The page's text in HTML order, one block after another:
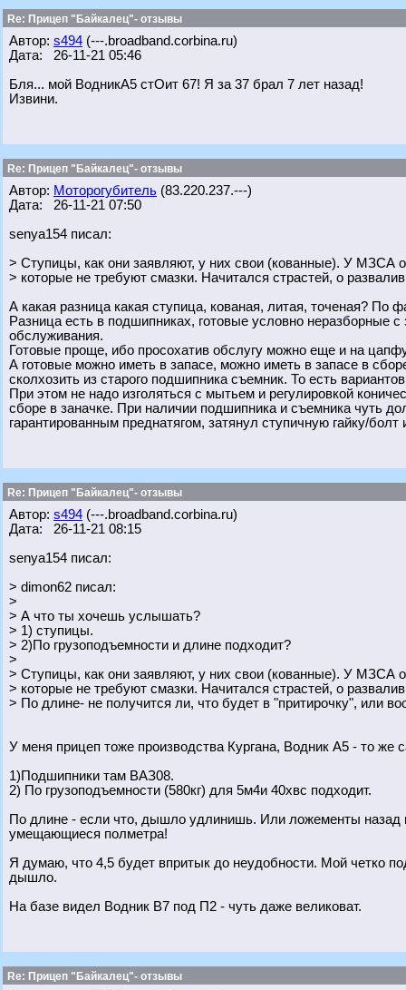
Re: Прицеп "Байкалец"- отзывы
Автор: s494 (---.broadband.corbina.ru)
Дата: 26-11-21 05:46
Бля... мой ВодникА5 стОит 67! Я за 37 брал 7 лет назад!
Извини.
Re: Прицеп "Байкалец"- отзывы
Автор: Моторогубитель (83.220.237.---)
Дата: 26-11-21 07:50
senya154 писал:
> Ступицы, как они заявляют, у них свои (кованные). У МЗСА
> которые не требуют смазки. Начитался страстей, о
А какая разница какая ступица, кованая, литая, точеная? По
Разница есть в подшипниках, готовые условно неразборные
обслуживания.
Готовые проще, ибо просохатив обслугу можно еще и на
А готовые можно иметь в запасе, можно иметь в запасе в
сколхозить из старого подшипника съемник. То есть
При этом не надо изголяться с мытьем и регулировкой
сборе в заначке. При наличии подшипника и съемника чуть
гарантированным преднатягом, затянул ступичную гайку/
Re: Прицеп "Байкалец"- отзывы
Автор: s494 (---.broadband.corbina.ru)
Дата: 26-11-21 08:15
senya154 писал:
> dimon62 писал:
>
> А что ты хочешь услышать?
> 1) ступицы.
> 2)По грузоподъемности и длине подходит?
>
> Ступицы, как они заявляют, у них свои (кованные). У МЗСА
> которые не требуют смазки. Начитался страстей, о
> По длине- не получится ли, что будет в "притирочку", или
У меня прицеп тоже производства Кургана, Водник А5 - то же
1)Подшипники там ВАЗ08.
2) По грузоподъемности (580кг) для 5м4и 40хвс подходит.
По длине - если что, дышло удлинишь. Или ложементы назад
умещающиеся полметра!
Я думаю, что 4,5 будет впритык до неудобности. Мой четко
дышло.
На базе видел Водник В7 под П2 - чуть даже великоват.
Re: Прицеп "Байкалец"- отзывы